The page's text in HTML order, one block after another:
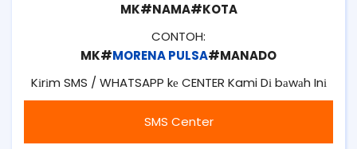
MK#NAMA#KOTA
CONTOH:
MK#MORENA PULSA#MANADO
Kіrіm SMS / WHATSAPP kе CENTER Kami Dі bаwаh Inі
SMS Center